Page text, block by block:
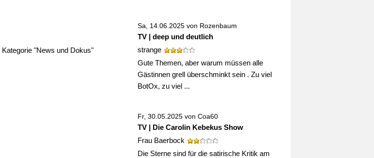
"News und Dokus"
Sa, 14.06.2025 von Rozenbaum
TV | deep und deutlich
strange
Gute Themen, aber warum müssen alle
Gästinnen grell überschminkt sein . Zu viel
BotOx, zu viel ...
Fr, 30.05.2025 von Coa60
TV | Die Carolin Kebekus Show
Frau Baerbock
Die Sterne sind für die satirische Kritik am